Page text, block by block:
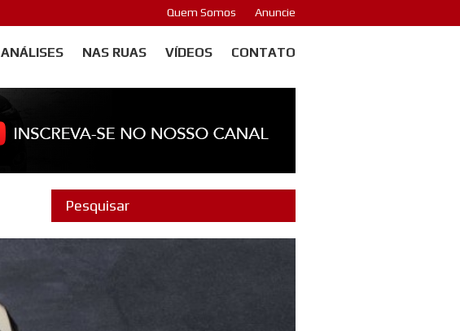
Quem Somos Anuncie
ANÁLISES NAS RUAS VÍDEOS CONTATO